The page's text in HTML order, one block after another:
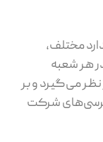
بر اساس 41 استاندارد مختلف،
هر شعبه
نظر می‌گیرد و بر
شرکت